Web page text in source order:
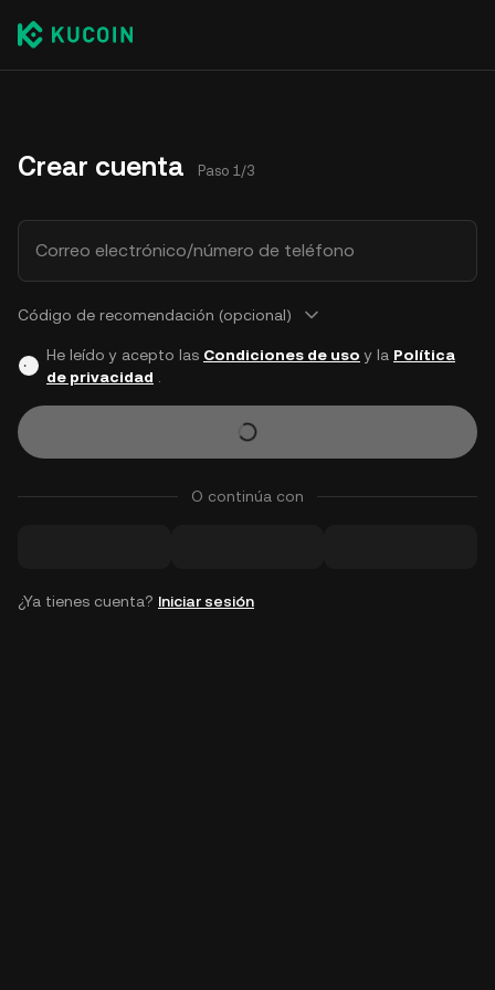
Crear cuenta Paso 1/3
Correo electrónico/número de teléfono
Código de recomendación (opcional)
He leído y acepto las Condiciones de uso y la Política
de privacidad
O continúa con
¿Ya tienes cuenta? Iniciar sesión